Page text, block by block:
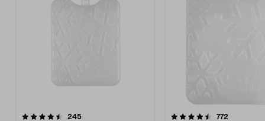
245arvostelut
4.5viidestä
772
4.5viidestä